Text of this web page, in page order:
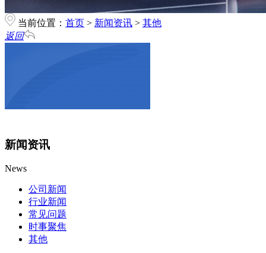
当前位置： 首页 > 新闻资讯 > 其他
返回
新闻资讯
News
公司新闻
行业新闻
常见问题
时事聚焦
其他